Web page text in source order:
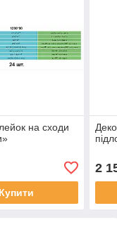
на сходи
Купити
2